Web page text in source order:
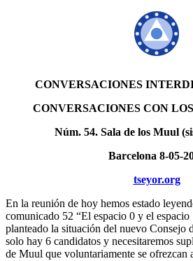
CONVERSACIONES
CONVERSACIONES CON
Núm. 54. Sala de los Muul
Barcelona 8-05-
tseyor.org
En la reunión de hoy hemos estado
comunicado 52 “El espacio 0 y el espacio
planteado la situación del nuevo Consejo
solo hay 6 candidatos y necesitaremos
de Muul que voluntariamente se ofrezcan